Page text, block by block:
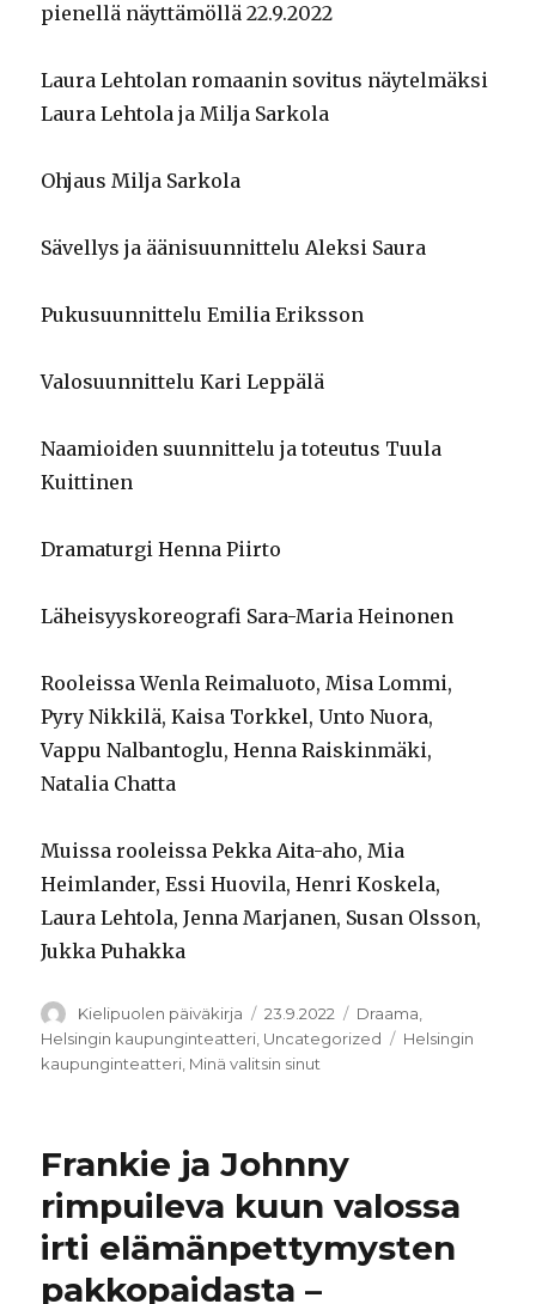
pienellä näyttämöllä 22.9.2022
Laura Lehtolan romaanin sovitus näytelmäksi
Laura Lehtola ja Milja Sarkola
Ohjaus Milja Sarkola
Sävellys ja äänisuunnittelu Aleksi Saura
Pukusuunnittelu Emilia Eriksson
Valosuunnittelu Kari Leppälä
Naamioiden suunnittelu ja toteutus Tuula
Kuittinen
Dramaturgi Henna Piirto
Läheisyyskoreografi Sara-Maria Heinonen
Rooleissa Wenla Reimaluoto, Misa Lommi,
Pyry Nikkilä, Kaisa Torkkel, Unto Nuora,
Vappu Nalbantoglu, Henna Raiskinmäki,
Natalia Chatta
Muissa rooleissa Pekka Aita-aho, Mia
Heimlander, Essi Huovila, Henri Koskela,
Laura Lehtola, Jenna Marjanen, Susan Olsson,
Jukka Puhakka
Kirjoittaja
Kielipuolen päiväkirja Julkaistu
23.9.2022 Kategoriat
Draama
Helsingin kaupunginteatteri, Uncategorized Avainsanat
Helsingin
kaupunginteatteri, Minä valitsin sinut
Frankie ja Johnny
rimpuileva kuun valossa
irti elämänpettymysten
pakkopaidasta –